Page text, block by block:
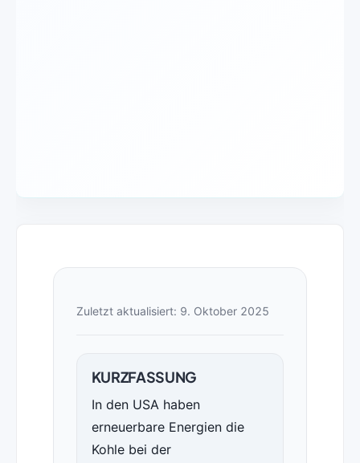
Zuletzt aktualisiert: 9. Oktober 2025
KURZFASSUNG
In den USA haben
erneuerbare Energien die
Kohle bei der